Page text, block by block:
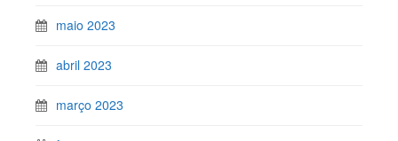
maio 2023
abril 2023
março 2023